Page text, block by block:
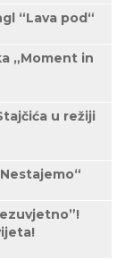
“Lava pod“
„Moment in
u režiji